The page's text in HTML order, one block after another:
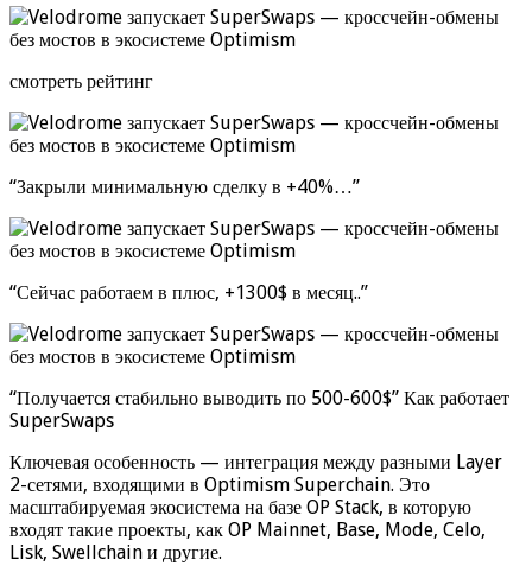
смотреть рейтинг
“Закрыли минимальную сделку в +40%…”
“Сейчас работаем в плюс, +1300$ в месяц..”
“Получается стабильно выводить по 500-600$” Как работает
SuperSwaps
Ключевая особенность — интеграция между разными Layer
2-сетями, входящими в Optimism Superchain. Это
масштабируемая экосистема на базе OP Stack, в которую
входят такие проекты, как OP Mainnet, Base, Mode, Celo,
Lisk, Swellchain и другие.